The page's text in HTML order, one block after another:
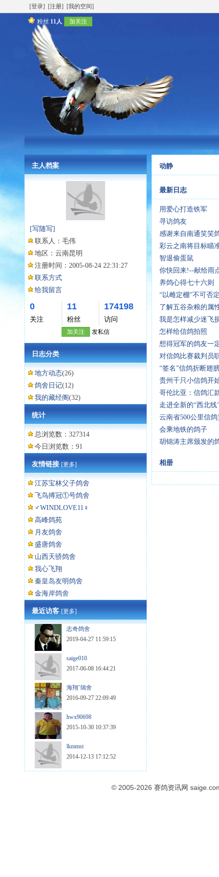
[登录] [注册] [我的空间]
粉丝 11人 加关注
主人档案
[写随写]
联系人： 毛伟
地区： 云南昆明
注册时间： 2005-08-24 22:31:27
联系方式
给我留言
0
关注
11
粉丝
174198
访问
加关注 发私信
日志分类
地方动态(26)
鸽舍日记(12)
我的藏经阁(32)
统计
总浏览数：327314
今日浏览数：91
友情链接[更多]
江苏宝林父子鸽舍
飞鸟搏冠①号鸽舍
♂WINDLOVE11♀
高峰鸽苑
月友鸽舍
盛唐鸽舍
山西天骄鸽舍
我心飞翔
秦皇岛友明鸽舍
金海岸鸽舍
最近访客[更多]
志奇鸽舍
2019-04-27 11:59:15
saige010
2017-06-08 16:44:21
海翔ˇ鴿舍
2016-09-27 22:09:49
hwx90698
2015-10-30 10:37:39
lkmmst
2014-12-13 17:12:52
动静
最新日志
用爱心打造铁军
寻访鸽友
感谢来自南通笑笑
彩云之南将目标瞄
智退偷蛋鼠
你快回来!--献给雨
养鸽心得七十六则
“以雌定棚”不可否
了解五谷杂粮的属
我是怎样减少迷飞
怎样给信鸽拍照
想得冠军的鸽友一
对信鸽比赛裁判员
“签名”信鸽折断翅
贵州千只小信鸽开
哥伦比亚：信鸽汇
走进全新的“西北线
云南省500公里信
会乘地铁的鸽子
胡锦涛主席颁发的
相册
© 2005-2026 赛鸽资讯网